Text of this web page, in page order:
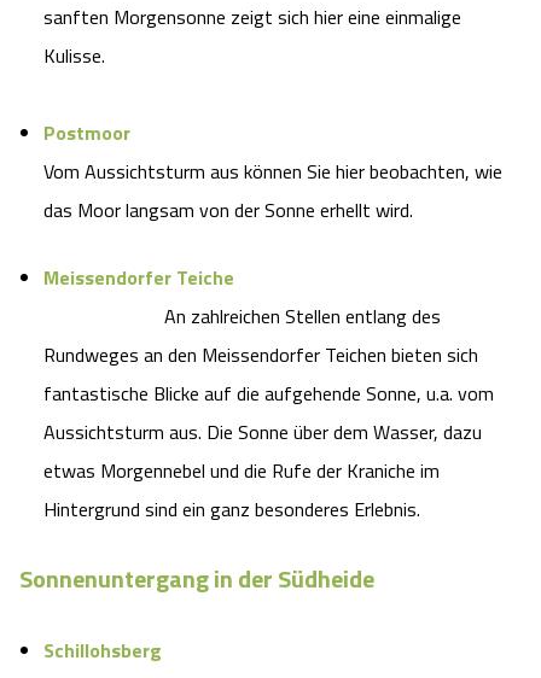
sanften Morgensonne zeigt sich hier eine einmalige
Kulisse.
Postmoor
Vom Aussichtsturm aus können Sie hier beobachten, wie
das Moor langsam von der Sonne erhellt wird.
Meissendorfer Teiche
An zahlreichen Stellen entlang des
Rundweges an den Meissendorfer Teichen bieten sich
fantastische Blicke auf die aufgehende Sonne, u.a. vom
Aussichtsturm aus. Die Sonne über dem Wasser, dazu
etwas Morgennebel und die Rufe der Kraniche im
Hintergrund sind ein ganz besonderes Erlebnis.
Sonnenuntergang in der Südheide
Schillohsberg